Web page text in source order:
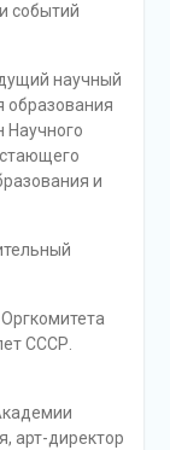
событий
научный
образования
Научного
и
СССР.
арт-директор